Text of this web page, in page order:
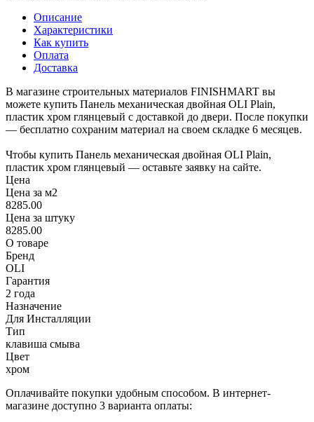
Описание
Характеристики
Как купить
Оплата
Доставка
В магазине строительных материалов FINISHMART вы
можете купить Панель механическая двойная OLI Plain,
пластик хром глянцевый с доставкой до двери. После покупки
— бесплатно сохраним материал на своем складке 6 месяцев.
Чтобы купить Панель механическая двойная OLI Plain,
пластик хром глянцевый — оставьте заявку на сайте.
Цена
Цена за м2
8285.00
Цена за штуку
8285.00
О товаре
Бренд
OLI
Гарантия
2 года
Назначение
Для Инсталляции
Тип
клавиша смыва
Цвет
хром
Оплачивайте покупки удобным способом. В интернет-
магазине доступно 3 варианта оплаты: